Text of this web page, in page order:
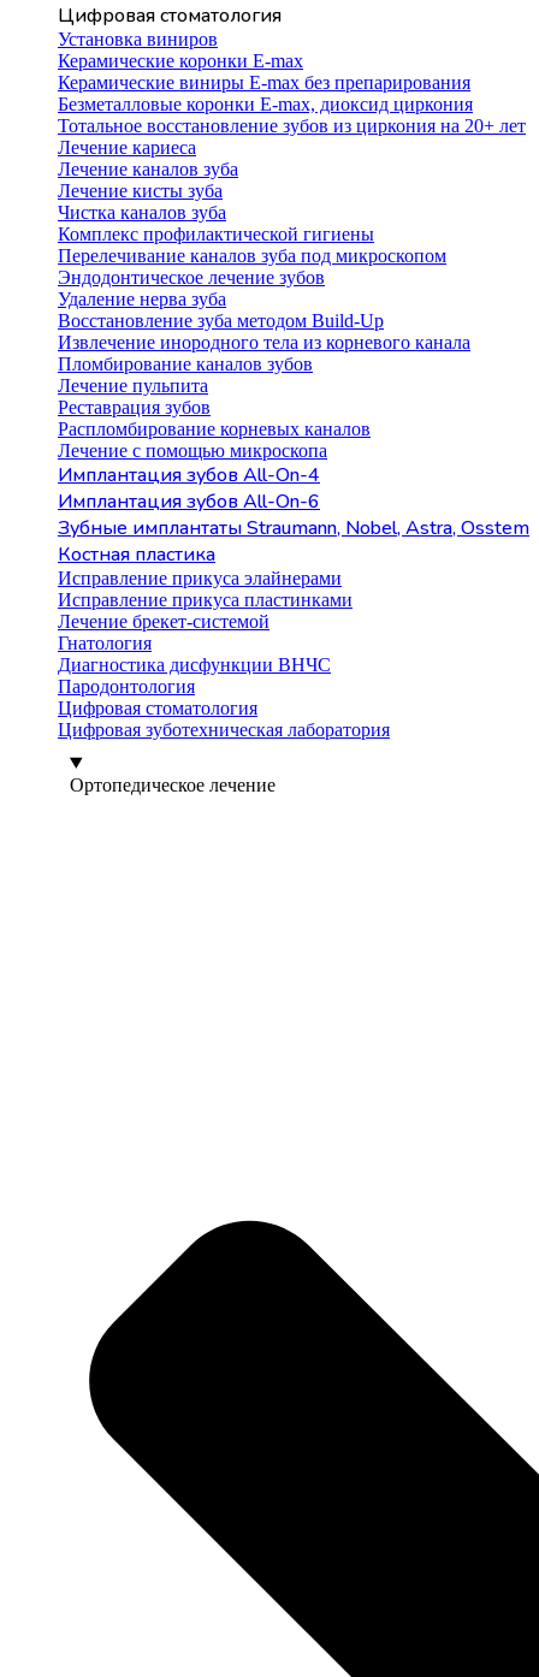
Цифровая стоматология
Установка виниров
Керамические коронки E-max
Керамические виниры E-max без препарирования
Безметалловые коронки Е-max, диоксид циркония
Тотальное восстановление зубов из циркония на 20+ лет
Лечение кариеса
Лечение каналов зуба
Лечение кисты зуба
Чистка каналов зуба
Комплекс профилактической гигиены
Перелечивание каналов зуба под микроскопом
Эндодонтическое лечение зубов
Удаление нерва зуба
Восстановление зуба методом Build-Up
Извлечение инородного тела из корневого канала
Пломбирование каналов зубов
Лечение пульпита
Реставрация зубов
Распломбирование корневых каналов
Лечение с помощью микроскопа
Имплантация зубов All-On-4
Имплантация зубов All-On-6
Зубные имплантаты Straumann, Nobel, Astra, Osstem
Костная пластика
Исправление прикуса элайнерами
Исправление прикуса пластинками
Лечение брекет-системой
Гнатология
Диагностика дисфункции ВНЧС
Пародонтология
Цифровая стоматология
Цифровая зуботехническая лаборатория
Ортопедическое лечение